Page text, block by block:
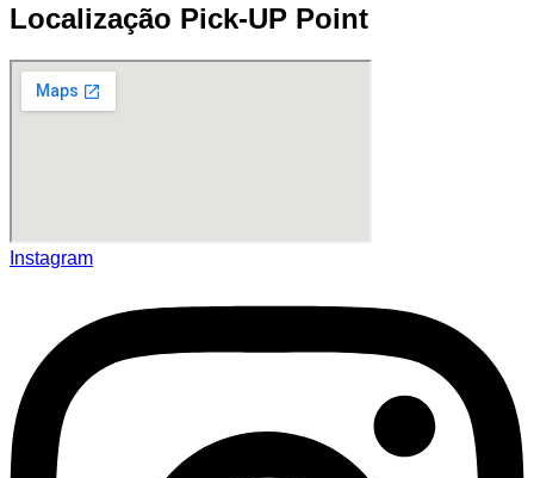
Localização Pick-UP Point
Instagram